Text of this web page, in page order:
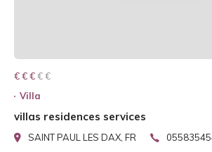
€ € € € €
€ € €
Villa
villas residences services
SAINT PAUL LES DAX, FR